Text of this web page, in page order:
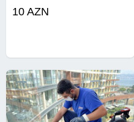
zəmanət verəm. Ən son
10 AZN